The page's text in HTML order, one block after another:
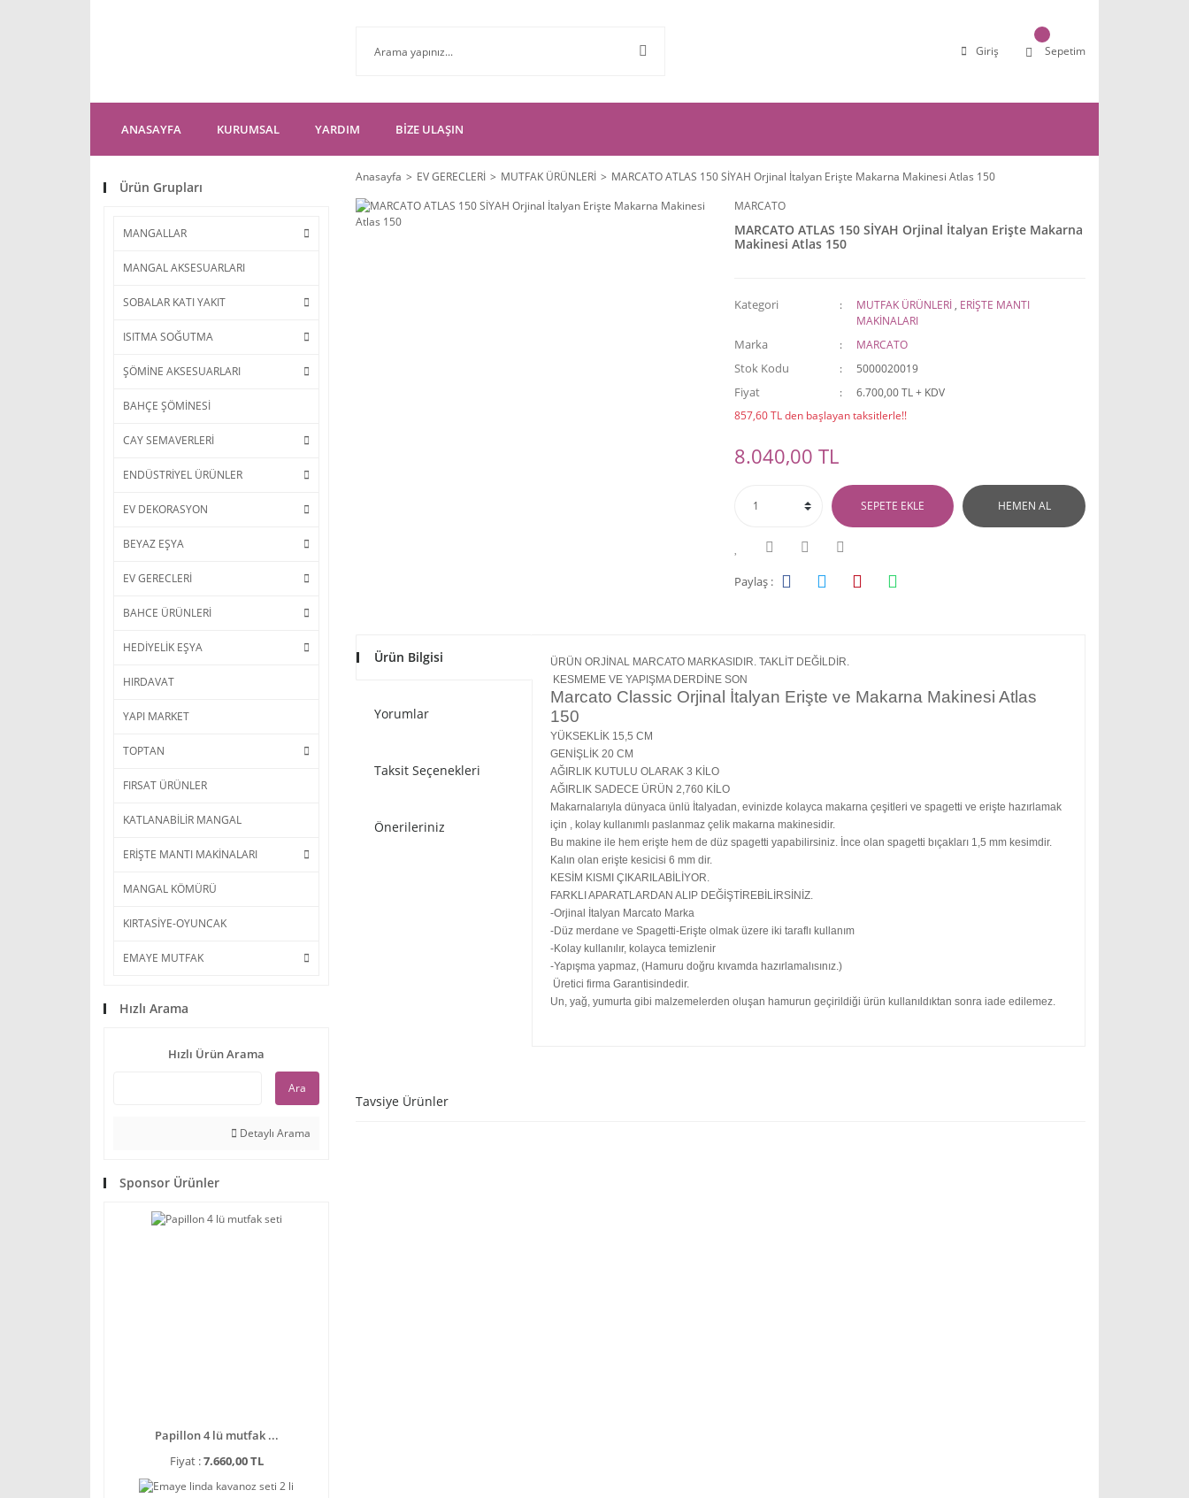
Giriş Sepetim
ANASAYFA KURUMSAL YARDIM BİZE ULAŞIN
Ürün Grupları
MANGALLAR
MANGAL AKSESUARLARI
SOBALAR KATI YAKIT
ISITMA SOĞUTMA
ŞÖMİNE AKSESUARLARI
BAHÇE ŞÖMİNESİ
CAY SEMAVERLERİ
ENDÜSTRİYEL ÜRÜNLER
EV DEKORASYON
BEYAZ EŞYA
EV GERECLERİ
BAHCE ÜRÜNLERİ
HEDİYELİK EŞYA
HIRDAVAT
YAPI MARKET
TOPTAN
FIRSAT ÜRÜNLER
KATLANABİLİR MANGAL
ERİŞTE MANTI MAKİNALARI
MANGAL KÖMÜRÜ
KIRTASİYE-OYUNCAK
EMAYE MUTFAK
Hızlı Arama
Hızlı Ürün Arama
Ara
Detaylı Arama
Sponsor Ürünler
Papillon 4 lü mutfak ...
Fiyat :7.660,00 TL
Anasayfa EV GERECLERİ MUTFAK ÜRÜNLERİ
MARCATO ATLAS 150 SİYAH Orjinal İtalyan Erişte Makarna Makinesi Atlas 150
MARCATO
MARCATO ATLAS 150 SİYAH Orjinal İtalyan Erişte Makarna
Makinesi Atlas 150
Kategori MUTFAK ÜRÜNLERİ , ERİŞTE MANTI
MAKİNALARI
Marka MARCATO
Stok Kodu 5000020019
Fiyat
6.700,00 TL + KDV
857,60 TL den başlayan taksitlerle!!
8.040,00 TL
SEPETE EKLE HEMEN AL
Paylaş :
Ürün Bilgisi
Yorumlar
Taksit Seçenekleri
Önerileriniz
ÜRÜN ORJİNAL MARCATO MARKASIDIR. TAKLİT DEĞİLDİR.
KESMEME VE YAPIŞMA DERDİNE SON
Marcato Classic Orjinal İtalyan Erişte ve Makarna Makinesi Atlas
150
YÜKSEKLİK 15,5 CM
GENİŞLİK 20 CM
AĞIRLIK KUTULU OLARAK 3 KİLO
AĞIRLIK SADECE ÜRÜN 2,760 KİLO
Makarnalarıyla dünyaca ünlü İtalyadan, evinizde kolayca makarna çeşitleri ve spagetti ve erişte hazırlamak
için , kolay kullanımlı paslanmaz çelik makarna makinesidir.
Bu makine ile hem erişte hem de düz spagetti yapabilirsiniz. İnce olan spagetti bıçakları 1,5 mm kesimdir.
Kalın olan erişte kesicisi 6 mm dir.
KESİM KISMI ÇIKARILABİLİYOR.
FARKLI APARATLARDAN ALIP DEĞİŞTİREBİLİRSİNİZ.
-Orjinal İtalyan Marcato Marka
-Düz merdane ve Spagetti-Erişte olmak üzere iki taraflı kullanım
-Kolay kullanılır, kolayca temizlenir
-Yapışma yapmaz, (Hamuru doğru kıvamda hazırlamalısınız.)
Üretici firma Garantisindedir.
Un, yağ, yumurta gibi malzemelerden oluşan hamurun geçirildiği ürün kullanıldıktan sonra iade edilemez.
Tavsiye Ürünler